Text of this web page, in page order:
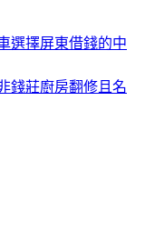
選擇屏東借錢的中
錢莊廚房翻修且名